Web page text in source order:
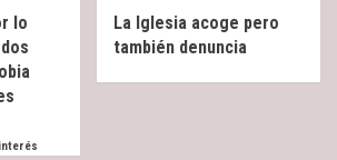
lo
La Iglesia acoge pero
también denuncia